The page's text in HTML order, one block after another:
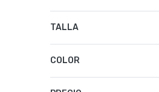
TALLA
COLOR